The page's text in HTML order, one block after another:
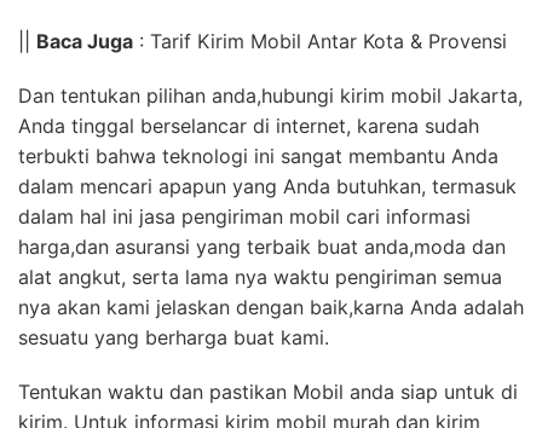
Baca Juga : Tarif Kirim Mobil Antar Kota & Provensi
Dan tentukan pilihan anda,hubungi kirim mobil Jakarta,
Anda tinggal berselancar di internet, karena sudah
terbukti bahwa teknologi ini sangat membantu Anda
dalam mencari apapun yang Anda butuhkan, termasuk
dalam hal ini jasa pengiriman mobil cari informasi
harga,dan asuransi yang terbaik buat anda,moda dan
alat angkut, serta lama nya waktu pengiriman semua
nya akan kami jelaskan dengan baik,karna Anda adalah
sesuatu yang berharga buat kami.
Tentukan waktu dan pastikan Mobil anda siap untuk di
kirim. Untuk informasi kirim mobil murah dan kirim